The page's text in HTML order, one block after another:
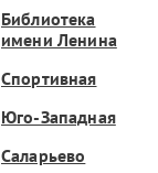
Библиотека
имени Ленина
Спортивная
Юго-Западная
Саларьево